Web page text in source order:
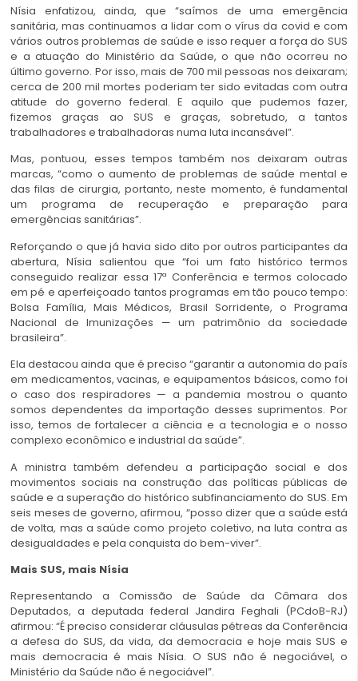
Nísia enfatizou, ainda, que “saímos de uma emergência
sanitária, mas continuamos a lidar com o vírus da covid e com
vários outros problemas de saúde e isso requer a força do SUS
e a atuação do Ministério da Saúde, o que não ocorreu no
último governo. Por isso, mais de 700 mil pessoas nos deixaram;
cerca de 200 mil mortes poderiam ter sido evitadas com outra
atitude do governo federal. E aquilo que pudemos fazer,
fizemos graças ao SUS e graças, sobretudo, a tantos
trabalhadores e trabalhadoras numa luta incansável”.
Mas, pontuou, esses tempos também nos deixaram outras
marcas, “como o aumento de problemas de saúde mental e
das filas de cirurgia, portanto, neste momento, é fundamental
um programa de recuperação e preparação para
emergências sanitárias”.
Reforçando o que já havia sido dito por outros participantes da
abertura, Nísia salientou que “foi um fato histórico termos
conseguido realizar essa 17ª Conferência e termos colocado
em pé e aperfeiçoado tantos programas em tão pouco tempo:
Bolsa Família, Mais Médicos, Brasil Sorridente, o Programa
Nacional de Imunizações — um patrimônio da sociedade
brasileira”.
Ela destacou ainda que é preciso “garantir a autonomia do país
em medicamentos, vacinas, e equipamentos básicos, como foi
o caso dos respiradores — a pandemia mostrou o quanto
somos dependentes da importação desses suprimentos. Por
isso, temos de fortalecer a ciência e a tecnologia e o nosso
complexo econômico e industrial da saúde”.
A ministra também defendeu a participação social e dos
movimentos sociais na construção das políticas públicas de
saúde e a superação do histórico subfinanciamento do SUS. Em
seis meses de governo, afirmou, “posso dizer que a saúde está
de volta, mas a saúde como projeto coletivo, na luta contra as
desigualdades e pela conquista do bem-viver”.
Mais SUS, mais Nísia
Representando a Comissão de Saúde da Câmara dos
Deputados, a deputada federal Jandira Feghali (PCdoB-RJ)
afirmou: “É preciso considerar cláusulas pétreas da Conferência
a defesa do SUS, da vida, da democracia e hoje mais SUS e
mais democracia é mais Nísia. O SUS não é negociável, o
Ministério da Saúde não é negociável”.